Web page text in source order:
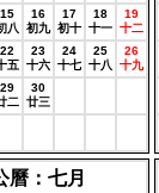
15
八
16
初九
17
初十
18
十一
19
十二
22
五
23
十六
24
十七
25
十八
26
十九
29
二
30
廿三
曆：七月